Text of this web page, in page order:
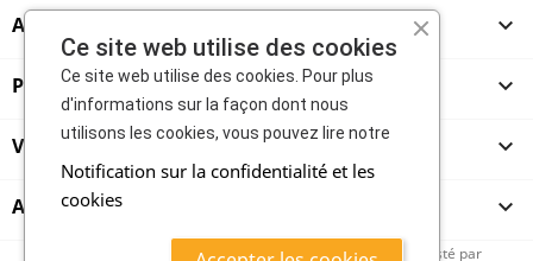
A PROPOS 
PRODUITS 
VENDEURS 
ACHETEURS 
copyright 2020 - mazroub.com vente et achat en ligne boosté par
Ce site web utilise des cookies
Ce site web utilise des cookies. Pour plus
d'informations sur la façon dont nous
utilisons les cookies, vous pouvez lire notre
Notification sur la confidentialité et les
cookies